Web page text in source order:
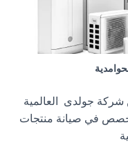
جولدى العالمية
في صيانة منتجات